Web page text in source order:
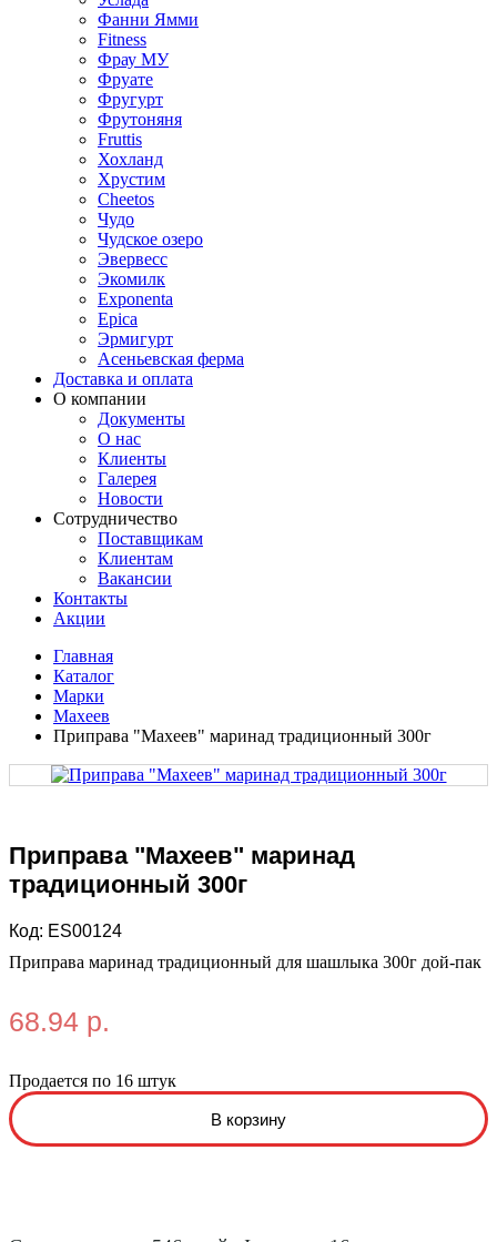
Фанни Ямми
Fitness
Фрау МУ
Фруате
Фругурт
Фрутоняня
Fruttis
Хохланд
Хрустим
Cheetos
Чудо
Чудское озеро
Эвервесс
Экомилк
Exponenta
Epica
Эрмигурт
Асеньевская ферма
Доставка и оплата
О компании
Документы
О нас
Клиенты
Галерея
Новости
Сотрудничество
Поставщикам
Клиентам
Вакансии
Контакты
Акции
Главная
Каталог
Марки
Махеев
Приправа "Махеев" маринад традиционный 300г
Приправа "Махеев" маринад
традиционный 300г
Код: ES00124
Приправа маринад традиционный для шашлыка 300г дой-пак
68.94 р.
Продается по 16 штук